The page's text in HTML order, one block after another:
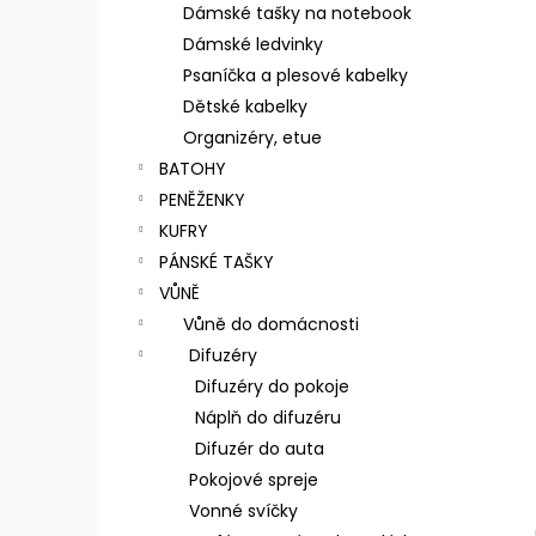
Dámské tašky na notebook
Dámské ledvinky
Psaníčka a plesové kabelky
Dětské kabelky
Organizéry, etue
BATOHY
PENĚŽENKY
KUFRY
PÁNSKÉ TAŠKY
VŮNĚ
Vůně do domácnosti
Difuzéry
Difuzéry do pokoje
Náplň do difuzéru
Difuzér do auta
Pokojové spreje
Vonné svíčky